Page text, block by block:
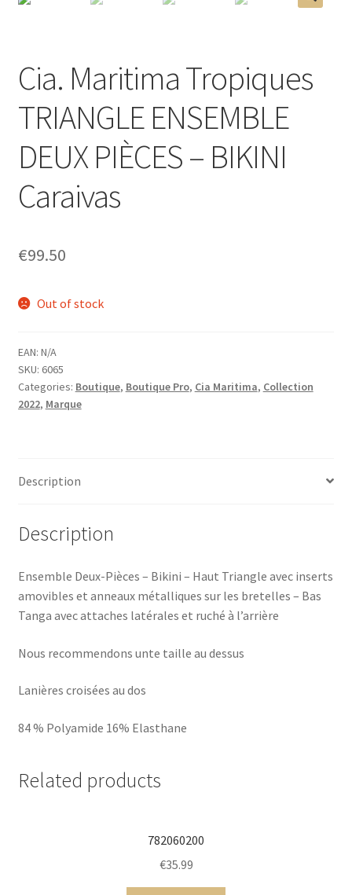
menu
Ouvrir
enfant
le
menu
Cia. Maritima Tropiques
TRIANGLE ENSEMBLE
DEUX PIÈCES – BIKINI
Caraivas
€99.50
Out of stock
EAN: N/A
SKU: 6065
Categories: Boutique, Boutique Pro, Cia Maritima, Collection
2022, Marque
Description
Description
Ensemble Deux-Pièces – Bikini – Haut Triangle avec inserts
amovibles et anneaux métalliques sur les bretelles – Bas
Tanga avec attaches latérales et ruché à l’arrière
Nous recommendons unte taille au dessus
Lanières croisées au dos
84 % Polyamide 16% Elasthane
Related products
782060200
€35.99